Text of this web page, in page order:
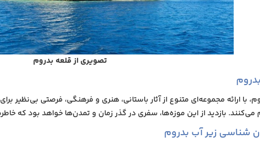
تصویری از قلعه بدروم
با ارائه مجموعه‌ای متنوع از آثار باستانی، هنری و فرهنگی، فرصتی بی‌نظیر
می‌کنند. بازدید از این موزه‌ها، سفری در گذر زمان و تمدن‌ها خواهد بود که
شناسی زیر آب بدروم